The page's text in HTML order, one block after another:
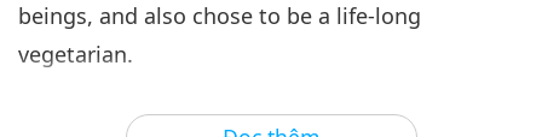
beings, and also chose to be a life-long
vegetarian.
Up until 1918, it had been illegal for a woman to